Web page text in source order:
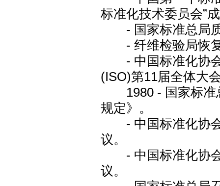
标准化技术委员会”
- 国家标准总局质
- 纤维检验局恢复
- 中国标准化协会
(ISO)第11届全体大
1980 - 国家标准
规定》。
- 中国标准化协会
议。
- 中国标准化协会
议。